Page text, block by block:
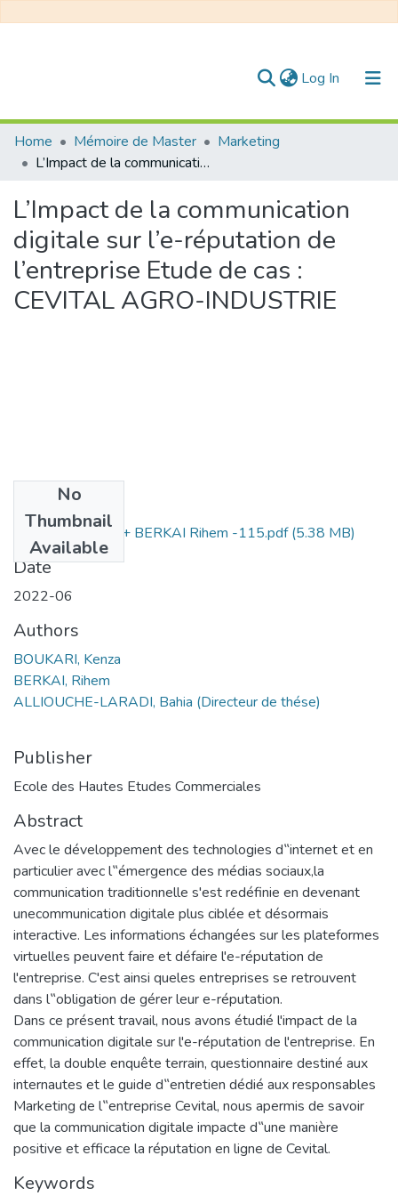
Log In (current)
Communities & Collections
All of DSpace
Statistics
Home Mémoire de Master
Marketing
L’Impact de la communication digitale sur l’e-réputation de l’entreprise Etude de cas : CEVITAL AGRO-INDUSTRIE
L’Impact de la communication
digitale sur l’e-réputation de
l’entreprise Etude de cas :
CEVITAL AGRO-INDUSTRIE
No
Thumbnail
Available
BOUKARI Kenza + BERKAI Rihem -115.pdf(5.38 MB)
Date
2022-06
Authors
BOUKARI, Kenza
BERKAI, Rihem
ALLIOUCHE-LARADI, Bahia (Directeur de thése)
Publisher
Ecole des Hautes Etudes Commerciales
Abstract
Avec le développement des technologies d‟internet et en
particulier avec l‟émergence des médias sociaux,la
communication traditionnelle s'est redéfinie en devenant
unecommunication digitale plus ciblée et désormais
interactive. Les informations échangées sur les plateformes
virtuelles peuvent faire et défaire l'e-réputation de
l'entreprise. C'est ainsi queles entreprises se retrouvent
dans l‟obligation de gérer leur e-réputation.
Dans ce présent travail, nous avons étudié l'impact de la
communication digitale sur l'e-réputation de l'entreprise. En
effet, la double enquête terrain, questionnaire destiné aux
internautes et le guide d‟entretien dédié aux responsables
Marketing de l‟entreprise Cevital, nous apermis de savoir
que la communication digitale impacte d‟une manière
positive et efficace la réputation en ligne de Cevital.
Keywords